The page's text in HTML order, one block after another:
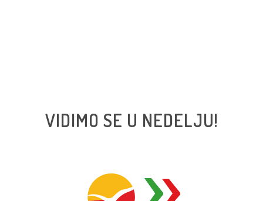
VIDIMO SE U NEDELJU!